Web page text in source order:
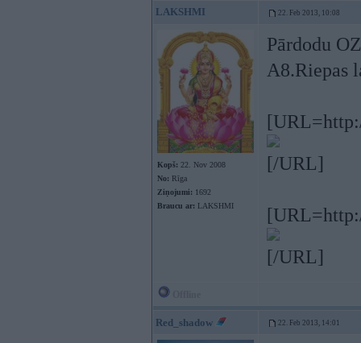
LAKSHMI 22. Feb 2013, 10:08
Kopš: 22. Nov 2008
No: Rīga
Ziņojumi: 1692
Braucu ar: LAKSHMI
Pārdodu
A8.Riepas
[/URL]
[/URL]
Red_shadow 22. Feb 2013, 14:01